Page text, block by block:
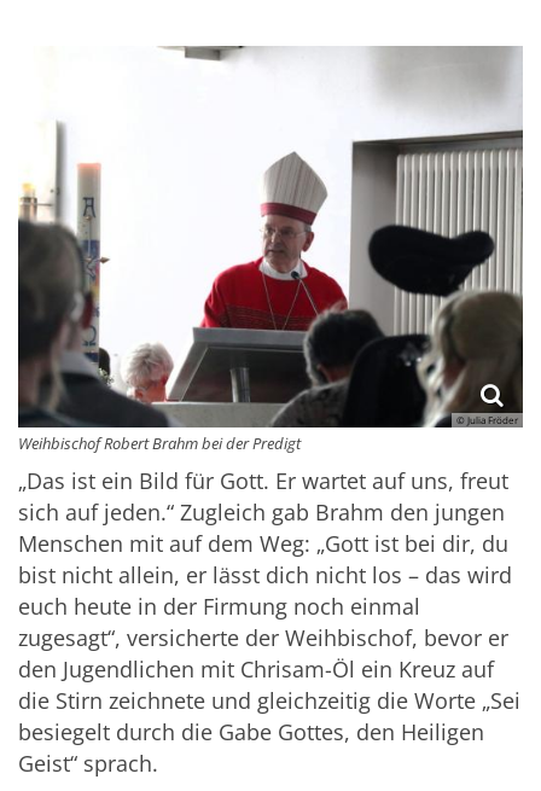
© Julia Fröder
Weihbischof Robert Brahm bei der Predigt
„Das ist ein Bild für Gott. Er wartet auf uns, freut
sich auf jeden.“ Zugleich gab Brahm den jungen
Menschen mit auf dem Weg: „Gott ist bei dir, du
bist nicht allein, er lässt dich nicht los – das wird
euch heute in der Firmung noch einmal
zugesagt“, versicherte der Weihbischof, bevor er
den Jugendlichen mit Chrisam-Öl ein Kreuz auf
die Stirn zeichnete und gleichzeitig die Worte „Sei
besiegelt durch die Gabe Gottes, den Heiligen
Geist“ sprach.